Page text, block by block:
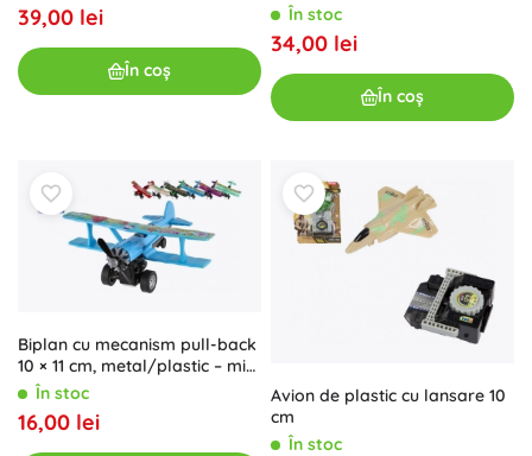
39,00 lei
În coș
În stoc
34,00 lei
În coș
Biplan cu mecanism pull-back
10 × 11 cm, metal/plastic – mix
de culori
În stoc
16,00 lei
Avion de plastic cu lansare 10
cm
În stoc